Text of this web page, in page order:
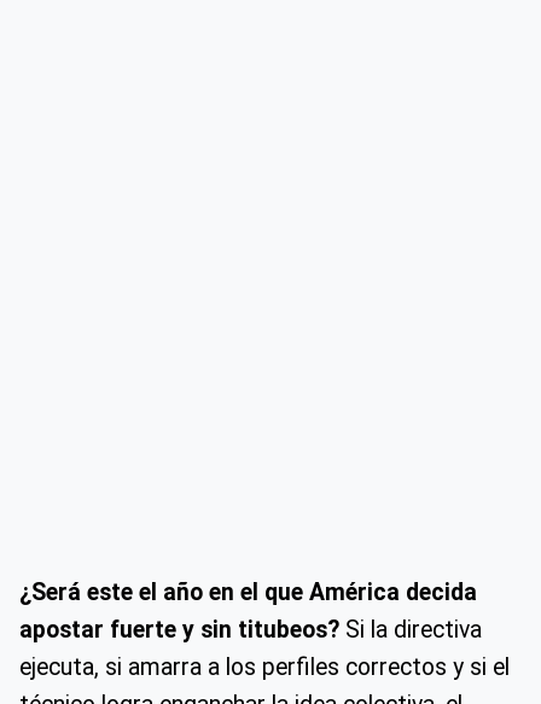
¿Será este el año en el que América decida
apostar fuerte y sin titubeos? Si la directiva
ejecuta, si amarra a los perfiles correctos y si el